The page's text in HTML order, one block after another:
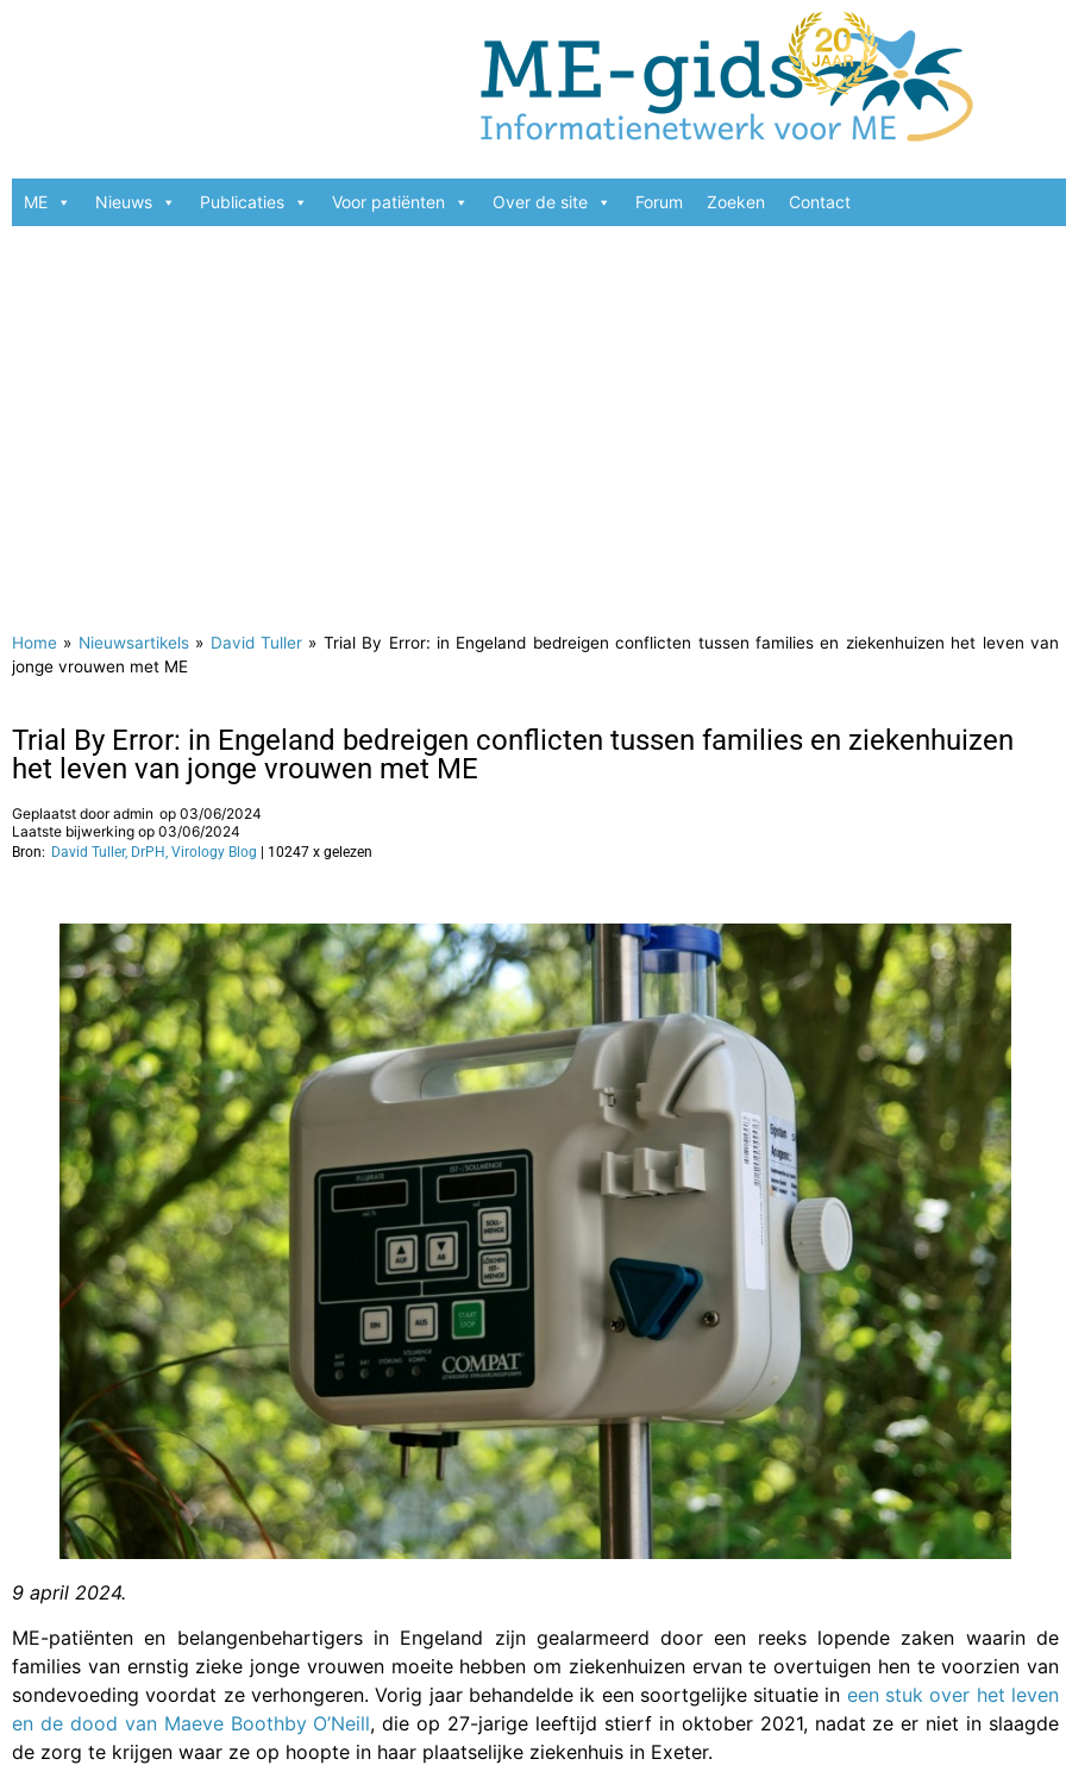
ME Nieuws Publicaties Voor patiënten Over de site Forum Zoeken Contact
Home » Nieuwsartikels» David Tuller » Trial By Error: in Engeland bedreigen conflicten tussen families en ziekenhuizen het leven van
jonge vrouwen met ME
Trial By Error: in Engeland bedreigen conflicten tussen families en ziekenhuizen
het leven van jonge vrouwen met ME
Geplaatst dooradmin op 03/06/2024
Laatste bijwerking op 03/06/2024
Bron: David Tuller, DrPH, Virology Blog | 10247 x gelezen
9 april 2024.
ME-patiënten en belangenbehartigers in Engeland zijn gealarmeerd door een reeks lopende zaken waarin de
families van ernstig zieke jonge vrouwen moeite hebben om ziekenhuizen ervan te overtuigen hen te voorzien van
sondevoeding voordat ze verhongeren. Vorig jaar behandelde ik een soortgelijke situatie in een stuk over het leven
en de dood van Maeve Boothby O’Neill, die op 27-jarige leeftijd stierf in oktober 2021, nadat ze er niet in slaagde
de zorg te krijgen waar ze op hoopte in haar plaatselijke ziekenhuis in Exeter.